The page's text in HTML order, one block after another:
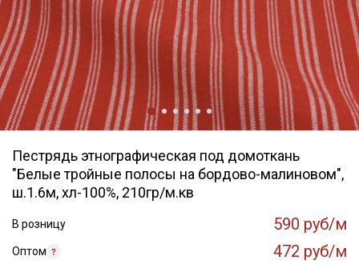
Пестрядь этнографическая под домоткань
"Белые тройные полосы на бордово-малиновом",
ш.1.6м, хл-100%, 210гр/м.кв
В розницу 590 руб/м
Оптом 472 руб/м